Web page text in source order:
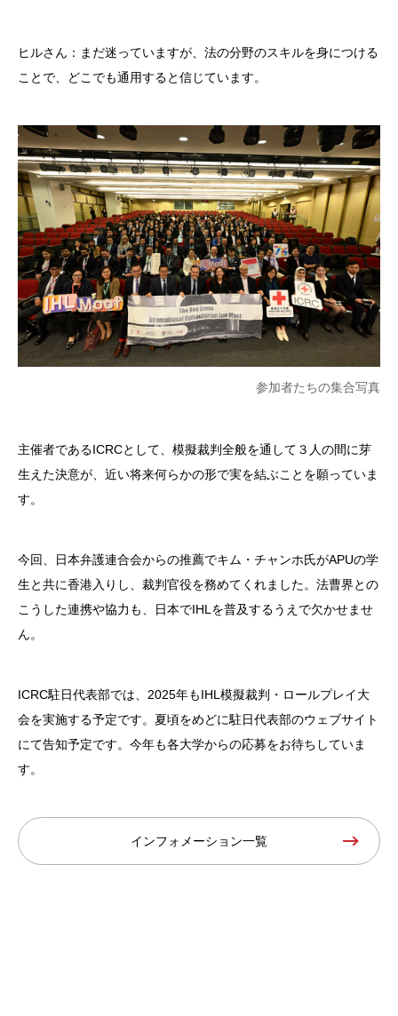
ヒルさん：まだ迷っていますが、法の分野のスキルを身につける
ことで、どこでも通用すると信じています。
参加者たちの集合写真
主催者であるICRCとして、模擬裁判全般を通して３人の間に芽
生えた決意が、近い将来何らかの形で実を結ぶことを願っていま
す。
今回、日本弁護連合会からの推薦でキム・チャンホ氏がAPUの学
生と共に香港入りし、裁判官役を務めてくれました。法曹界との
こうした連携や協力も、日本でIHLを普及するうえで欠かせませ
ん。
ICRC駐日代表部では、2025年もIHL模擬裁判・ロールプレイ大
会を実施する予定です。夏頃をめどに駐日代表部のウェブサイト
にて告知予定です。今年も各大学からの応募をお待ちしていま
す。
インフォメーション一覧